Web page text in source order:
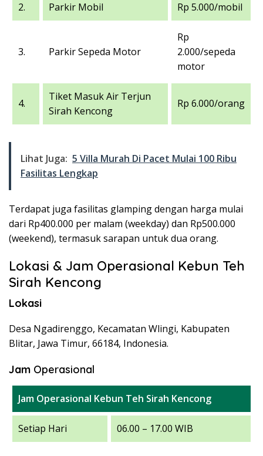
2. Parkir Mobil Rp 5.000/mobil
3. Parkir Sepeda Motor
Rp
2.000/sepeda
motor
4.
Tiket Masuk Air Terjun
Sirah Kencong
Rp 6.000/orang
Lihat Juga: 5 Villa Murah Di Pacet Mulai 100 Ribu
Fasilitas Lengkap
Terdapat juga fasilitas glamping dengan harga mulai
dari Rp400.000 per malam (weekday) dan Rp500.000
(weekend), termasuk sarapan untuk dua orang.
Lokasi & Jam Operasional Kebun Teh
Sirah Kencong
Lokasi
Desa Ngadirenggo, Kecamatan Wlingi, Kabupaten
Blitar, Jawa Timur, 66184, Indonesia.
Jam Operasional
Jam Operasional Kebun Teh Sirah Kencong
Setiap Hari 06.00 – 17.00 WIB